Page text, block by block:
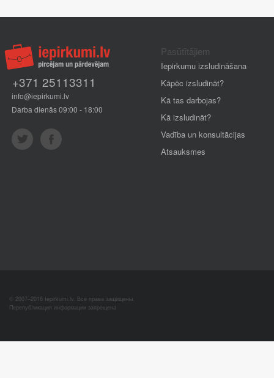
+371 25113311
info@iepirkumi.lv
Darba dienās 09:00 - 18:00
Pasūtītājiem
Iepirkumu izsludināšana
Kāpēc izsludināt?
Kā tas darbojas?
Kā izsludināt?
Vadība un konsultācijas
Atsauksmes
© 2007–2016 Iepirkumi.lv. Все права защищены.
Перепубликация информации запрещена